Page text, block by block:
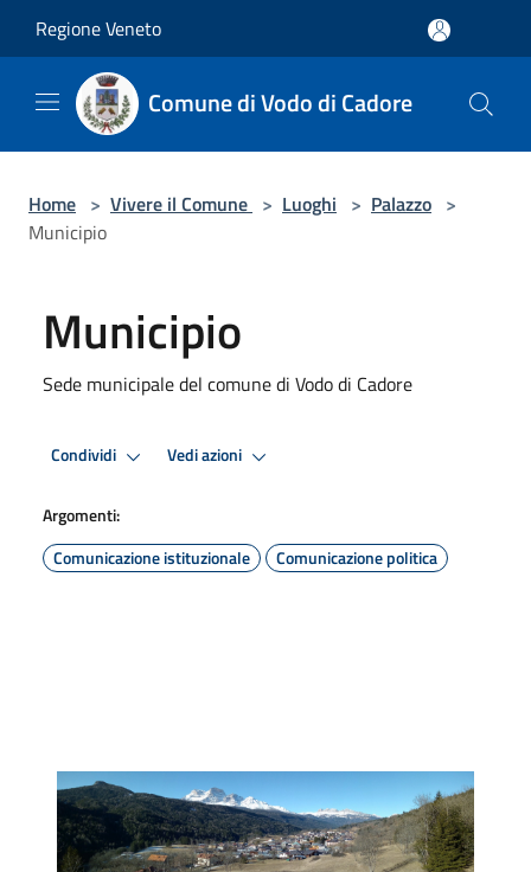
Regione Veneto
Comune di Vodo di Cadore
Home > Vivere il Comune > Luoghi > Palazzo >
Municipio
Municipio
Sede municipale del comune di Vodo di Cadore
Condividi Vedi azioni
Argomenti:
Comunicazione istituzionale
Comunicazione politica